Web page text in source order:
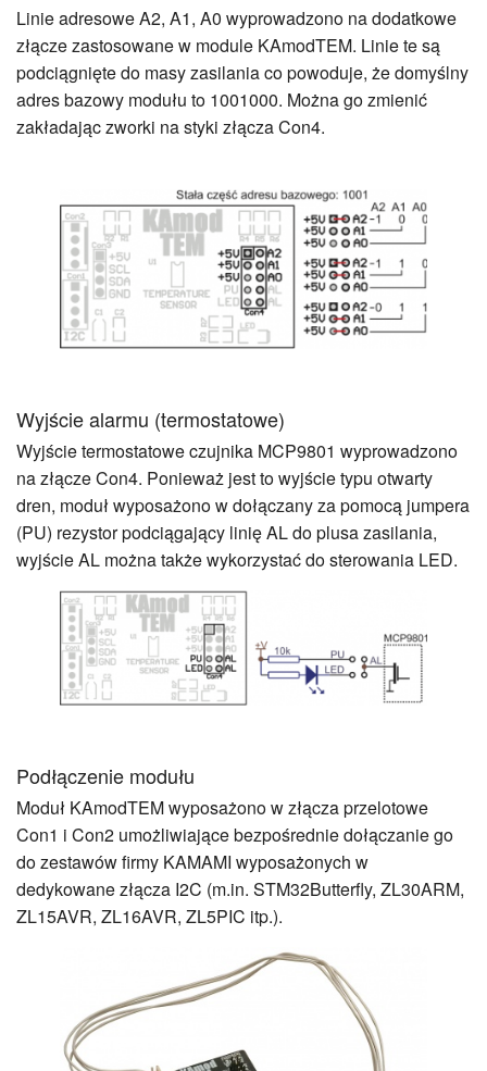
Linie adresowe A2, A1, A0 wyprowadzono na dodatkowe
złącze zastosowane w module KAmodTEM. Linie te są
podciągnięte do masy zasilania co powoduje, że domyślny
adres bazowy modułu to 1001000. Można go zmienić
zakładając zworki na styki złącza Con4.
Wyjście alarmu (termostatowe)
Wyjście termostatowe czujnika MCP9801 wyprowadzono
na złącze Con4. Ponieważ jest to wyjście typu otwarty
dren, moduł wyposażono w dołączany za pomocą jumpera
(PU) rezystor podciągający linię AL do plusa zasilania,
wyjście AL można także wykorzystać do sterowania LED.
Podłączenie modułu
Moduł KAmodTEM wyposażono w złącza przelotowe
Con1 i Con2 umożliwiające bezpośrednie dołączanie go
do zestawów firmy KAMAMI wyposażonych w
dedykowane złącza I2C (m.in. STM32Butterfly, ZL30ARM,
ZL15AVR, ZL16AVR, ZL5PIC itp.).